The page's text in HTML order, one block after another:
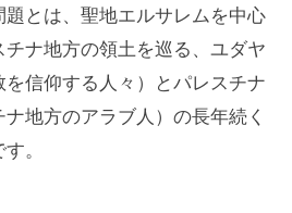
題とは、聖地エルサレムを中心
チナ地方の領土を巡る、ユダヤ
を信仰する人々）とパレスチナ
ナ地方のアラブ人）の長年続く
。